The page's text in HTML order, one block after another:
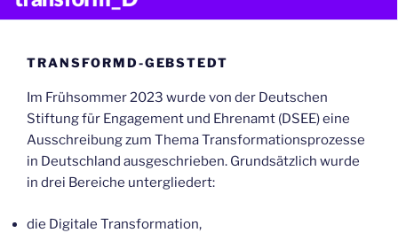
TRANSFORMD-GEBSTEDT
Im Frühsommer 2023 wurde von der Deutschen
Stiftung für Engagement und Ehrenamt (DSEE) eine
Ausschreibung zum Thema Transformationsprozesse
in Deutschland ausgeschrieben. Grundsätzlich wurde
in drei Bereiche untergliedert:
die Digitale Transformation,